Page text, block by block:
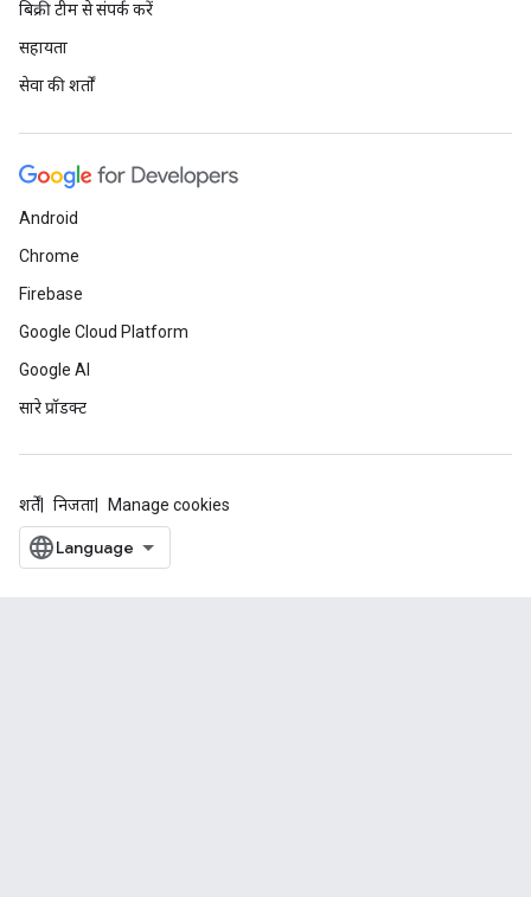
बिक्री टीम से संपर्क करें
सहायता
सेवा की शर्तों
Android
Chrome
Firebase
Google Cloud Platform
Google AI
सारे प्रॉडक्ट
शर्तें निजता Manage cookies